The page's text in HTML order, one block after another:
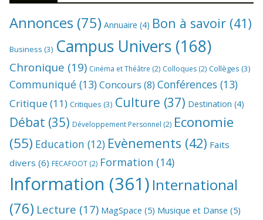
Annonces (75) Annuaire (4) Bon à savoir (41)
Business (3) Campus Univers (168)
Chronique (19) Cinéma et Théâtre (2) Colloques (2) Collèges (3)
Communiqué (13)Concours (8) Conférences (13)
Critique(11) Critiques (3) Culture (37) Destination (4)
Débat (35) Développement Personnel (2) Economie
(55) Education (12) Evènements (42) Faits
divers (6) FECAFOOT (2) Formation (14)
Information (361) International
(76) Lecture (17) MagSpace (5) Musique et Danse (5)